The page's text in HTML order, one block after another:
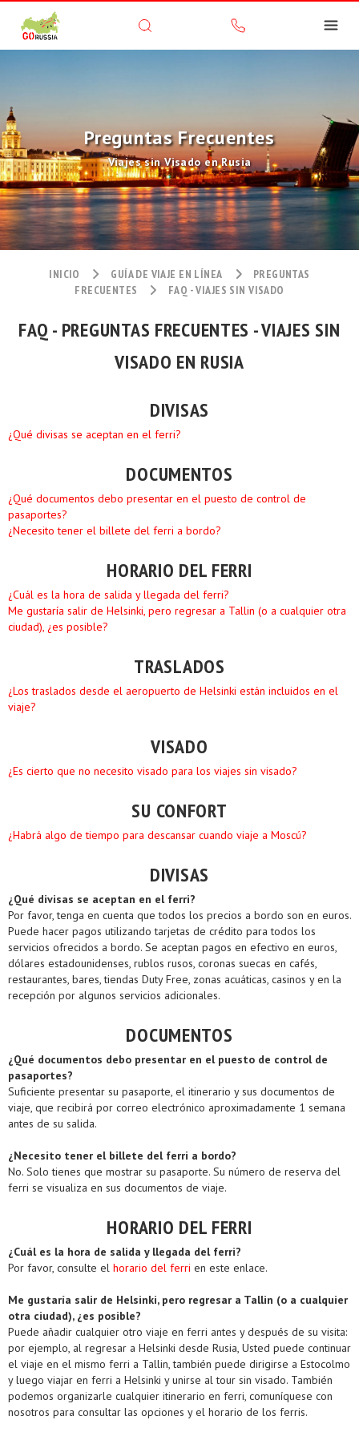
Preguntas Frecuentes
Viajes sin Visado en Rusia
INICIO GUÍA DE VIAJE EN LÍNEA
PREGUNTAS
FRECUENTES
FAQ - VIAJES SIN VISADO
FAQ - PREGUNTAS FRECUENTES - VIAJES SIN
VISADO EN RUSIA
DIVISAS
¿Qué divisas se aceptan en el ferri?
DOCUMENTOS
¿Qué documentos debo presentar en el puesto de control de
pasaportes?
¿Necesito tener el billete del ferri a bordo?
HORARIO DEL FERRI
¿Cuál es la hora de salida y llegada del ferri?
Me gustaría salir de Helsinki, pero regresar a Tallin (o a cualquier otra
ciudad), ¿es posible?
TRASLADOS
¿Los traslados desde el aeropuerto de Helsinki están incluidos en el
viaje?
VISADO
¿Es cierto que no necesito visado para los viajes sin visado?
SU CONFORT
¿Habrá algo de tiempo para descansar cuando viaje a Moscú?
DIVISAS
¿Qué divisas se aceptan en el ferri?
Por favor, tenga en cuenta que todos los precios a bordo son en euros.
Puede hacer pagos utilizando tarjetas de crédito para todos los
servicios ofrecidos a bordo. Se aceptan pagos en efectivo en euros,
dólares estadounidenses, rublos rusos, coronas suecas en cafés,
restaurantes, bares, tiendas Duty Free, zonas acuáticas, casinos y en la
recepción por algunos servicios adicionales.
DOCUMENTOS
¿Qué documentos debo presentar en el puesto de control de
pasaportes?
Suficiente presentar su pasaporte, el itinerario y sus documentos de
viaje, que recibirá por correo electrónico aproximadamente 1 semana
antes de su salida.
¿Necesito tener el billete del ferri a bordo?
No. Solo tienes que mostrar su pasaporte. Su número de reserva del
ferri se visualiza en sus documentos de viaje.
HORARIO DEL FERRI
¿Cuál es la hora de salida y llegada del ferri?
Por favor, consulte el horario del ferri en este enlace.
Me gustaría salir de Helsinki, pero regresar a Tallin (o a cualquier
otra ciudad), ¿es posible?
Puede añadir cualquier otro viaje en ferri antes y después de su visita:
por ejemplo, al regresar a Helsinki desde Rusia, Usted puede continuar
el viaje en el mismo ferri a Tallin, también puede dirigirse a Estocolmo
y luego viajar en ferri a Helsinki y unirse al tour sin visado. También
podemos organizarle cualquier itinerario en ferri, comuníquese con
nosotros para consultar las opciones y el horario de los ferris.